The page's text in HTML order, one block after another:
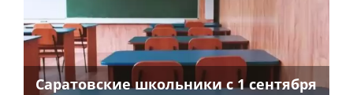
Саратовские школьники с 1 сентября